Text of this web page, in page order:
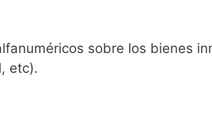
sobre los bienes
etc).